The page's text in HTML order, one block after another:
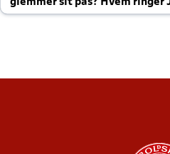
glemmer sit pas? Hvem ringer
altid til efter kampe?